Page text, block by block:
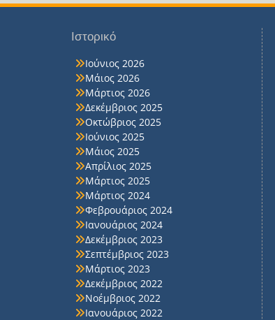
Ιστορικό
Ιούνιος 2026
Μάιος 2026
Μάρτιος 2026
Δεκέμβριος 2025
Οκτώβριος 2025
Ιούνιος 2025
Μάιος 2025
Απρίλιος 2025
Μάρτιος 2025
Μάρτιος 2024
Φεβρουάριος 2024
Ιανουάριος 2024
Δεκέμβριος 2023
Σεπτέμβριος 2023
Μάρτιος 2023
Δεκέμβριος 2022
Νοέμβριος 2022
Ιανουάριος 2022